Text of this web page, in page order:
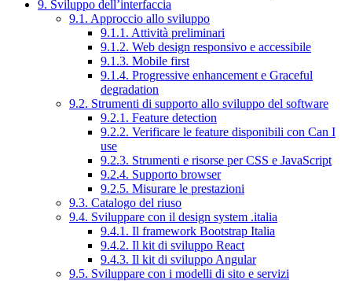
9. Sviluppo dell’interfaccia
9.1. Approccio allo sviluppo
9.1.1. Attività preliminari
9.1.2. Web design responsivo e accessibile
9.1.3. Mobile first
9.1.4. Progressive enhancement e Graceful
degradation
9.2. Strumenti di supporto allo sviluppo del software
9.2.1. Feature detection
9.2.2. Verificare le feature disponibili con Can I
use
9.2.3. Strumenti e risorse per CSS e JavaScript
9.2.4. Supporto browser
9.2.5. Misurare le prestazioni
9.3. Catalogo del riuso
9.4. Sviluppare con il design system .italia
9.4.1. Il framework Bootstrap Italia
9.4.2. Il kit di sviluppo React
9.4.3. Il kit di sviluppo Angular
9.5. Sviluppare con i modelli di sito e servizi